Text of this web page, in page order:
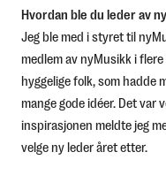
Hvordan ble du leder av
Jeg ble med i styret til
medlem av nyMusikk i
hyggelige folk, som hadde
mange gode idéer. Det var
inspirasjonen meldte jeg
velge ny leder året etter.